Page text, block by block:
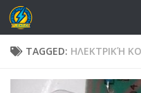
Skip to content
TAGGED: ΗΛΕΚΤΡΙΚΉ